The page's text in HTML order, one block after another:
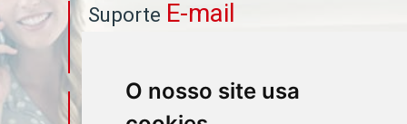
O nosso site usa
Suporte E-mail
ContatoTelefone